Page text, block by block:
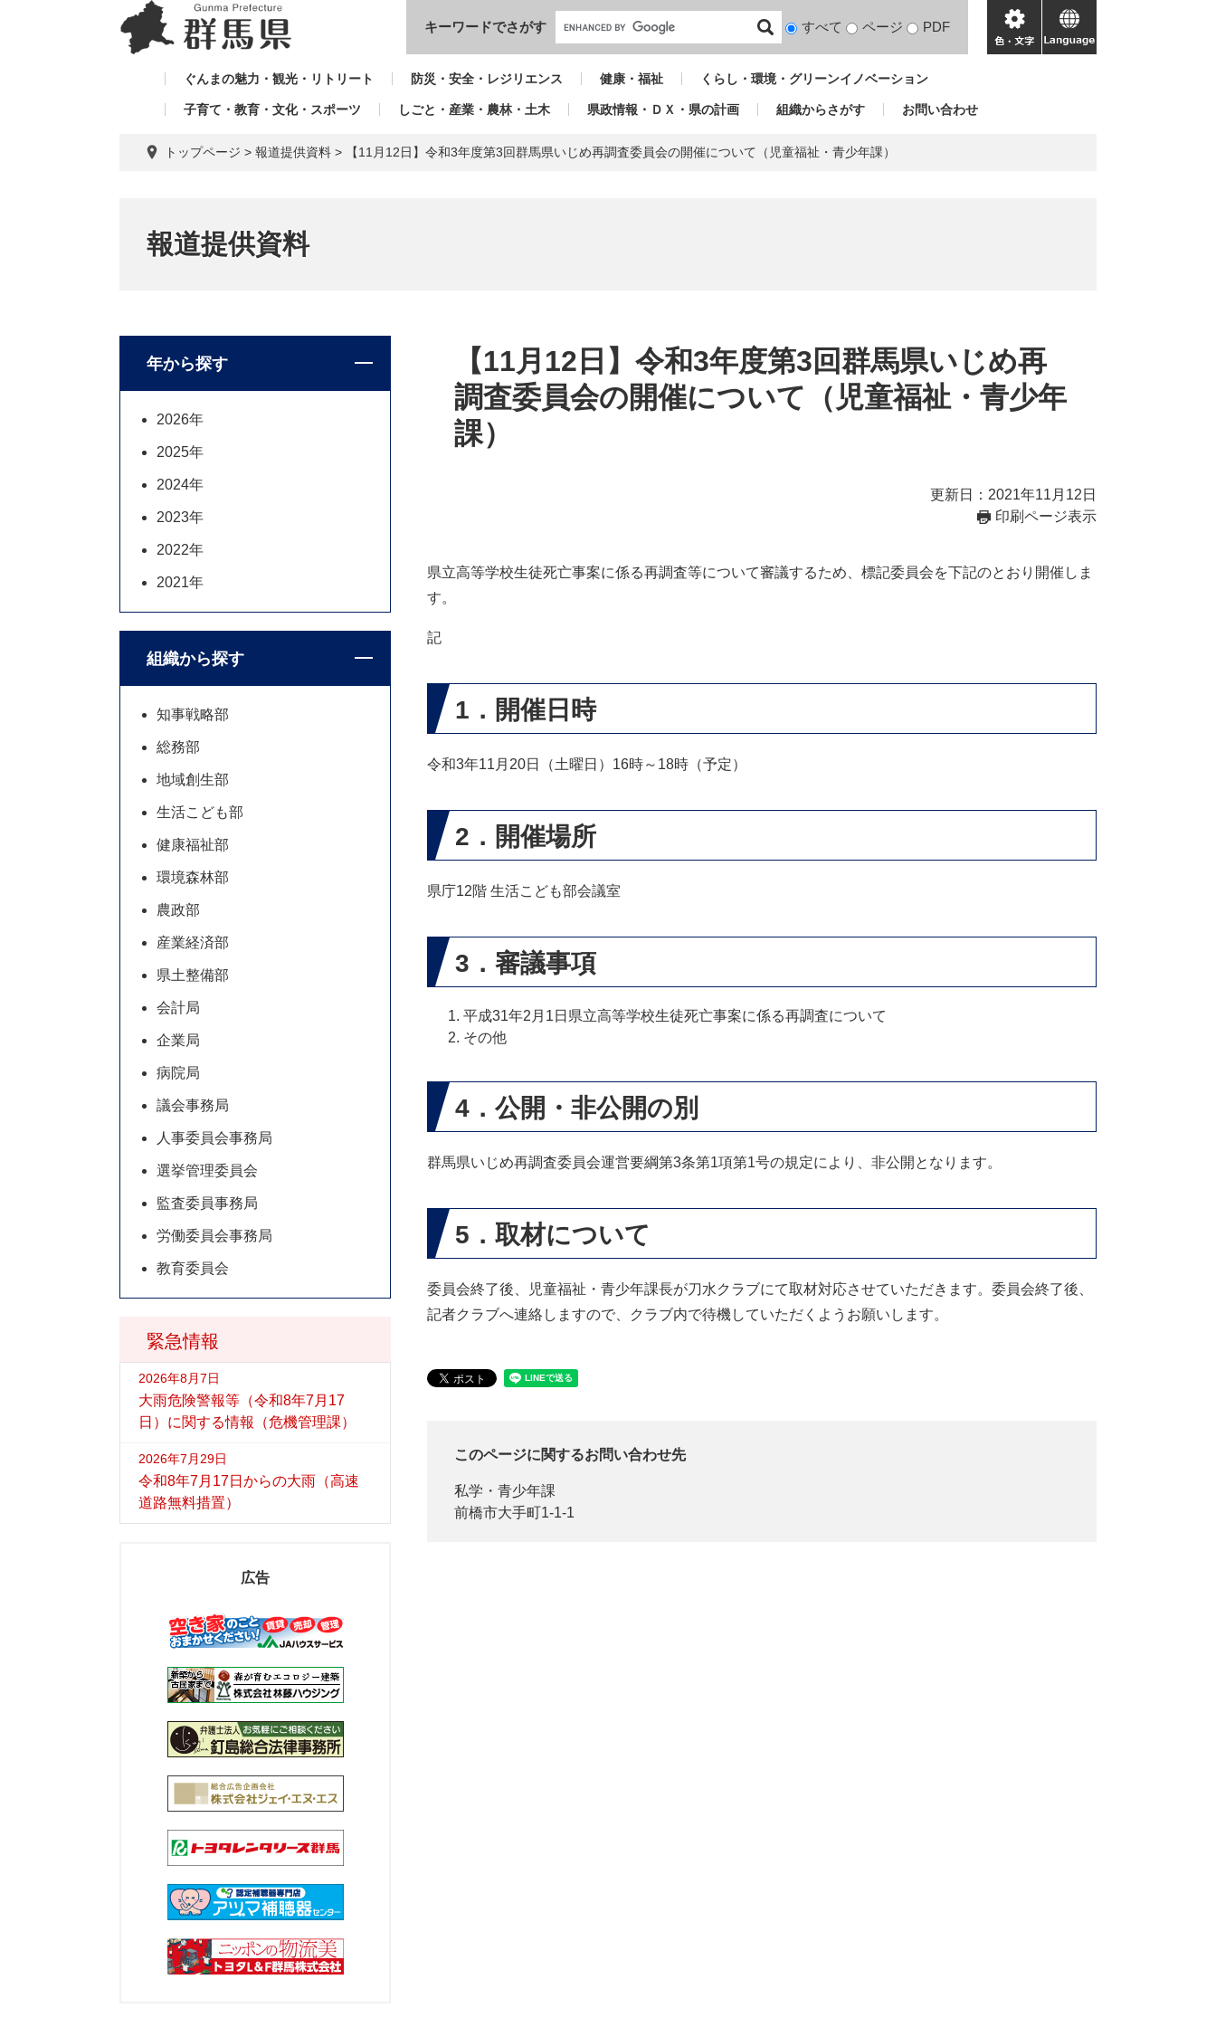
本文へ
キーワードでさがす
検
対
すべて ページ PDF
色・
文
language
ぐんまの魅力・観光・リトリート 防災・安全・レジリエンス 健康・福祉 くらし・環境・グリーンイノベーション
子育て・教育・文化・スポーツ しごと・産業・農林・土木 県政情報・ＤＸ・県の計画 組織からさがす お問い合わせ
トップページ > 報道提供資料 > 【11月12日】令和3年度第3回群馬県いじめ再調査委員会の開催について（児童福祉・青少年課）
報道提供資料
【11月12日】令和3年度第3回群馬県いじめ再
調査委員会の開催について（児童福祉・青少年
課）
更新日：2021年11月12日
印刷ページ表示
県立高等学校生徒死亡事案に係る再調査等について審議するため、標記委員会を下記のとおり開催しま
す。
記
1．開催日時
令和3年11月20日（土曜日）16時～18時（予定）
2．開催場所
県庁12階 生活こども部会議室
3．審議事項
平成31年2月1日県立高等学校生徒死亡事案に係る再調査について
その他
4．公開・非公開の別
群馬県いじめ再調査委員会運営要綱第3条第1項第1号の規定により、非公開となります。
5．取材について
委員会終了後、児童福祉・青少年課長が刀水クラブにて取材対応させていただきます。委員会終了後、
記者クラブへ連絡しますので、クラブ内で待機していただくようお願いします。
このページに関するお問い合わせ先
私学・青少年課
前橋市大手町1-1-1
緊急情報
2026年8月7日
大雨危険警報等（令和8年7月17
日）に関する情報（危機管理課）
2026年7月29日
令和8年7月17日からの大雨（高速
道路無料措置）
年から探す
2026年
2025年
2024年
2023年
2022年
2021年
組織から探す
知事戦略部
総務部
地域創生部
生活こども部
健康福祉部
環境森林部
農政部
産業経済部
県土整備部
会計局
企業局
病院局
議会事務局
人事委員会事務局
選挙管理委員会
監査委員事務局
労働委員会事務局
教育委員会
広告